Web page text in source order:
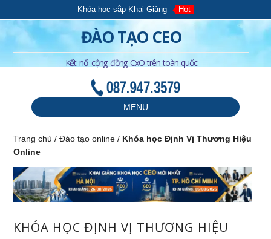
Khóa học sắp Khai Giảng Hot
ĐÀO TẠO CEO
Kết nối cộng đồng CxO trên toàn quốc
087.947.3579
MENU
Trang chủ /Đào tạo online / Khóa học Định Vị Thương Hiệu
Online
KHÓA HỌC ĐỊNH VỊ THƯƠNG HIỆU